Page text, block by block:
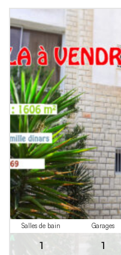
Salles de bain
1
Garages
1